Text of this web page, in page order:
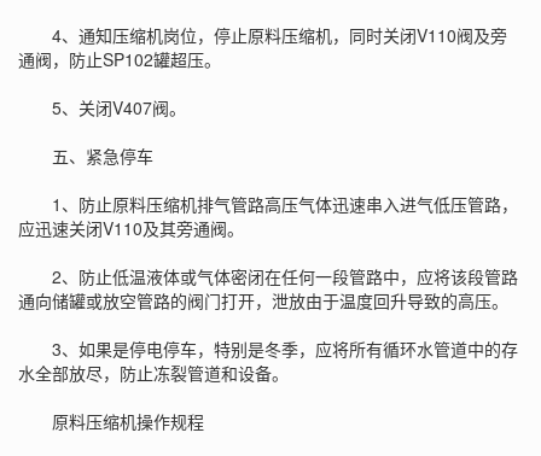
4、通知压缩机岗位，停止原料压缩机，同时关闭V110阀及旁
通阀，防止SP102罐超压。
5、关闭V407阀。
五、紧急停车
1、防止原料压缩机排气管路高压气体迅速串入进气低压管路，
应迅速关闭V110及其旁通阀。
2、防止低温液体或气体密闭在任何一段管路中，应将该段管路
通向储罐或放空管路的阀门打开，泄放由于温度回升导致的高压。
3、如果是停电停车，特别是冬季，应将所有循环水管道中的存
水全部放尽，防止冻裂管道和设备。
原料压缩机操作规程